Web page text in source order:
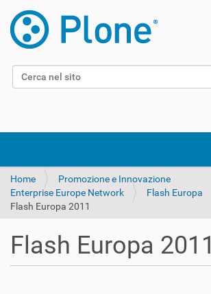
Cerca nel sito
Home
Promozione e Innovazione
Enterprise Europe Network
Flash Europa
Flash Europa 2011
Flash Europa 2011